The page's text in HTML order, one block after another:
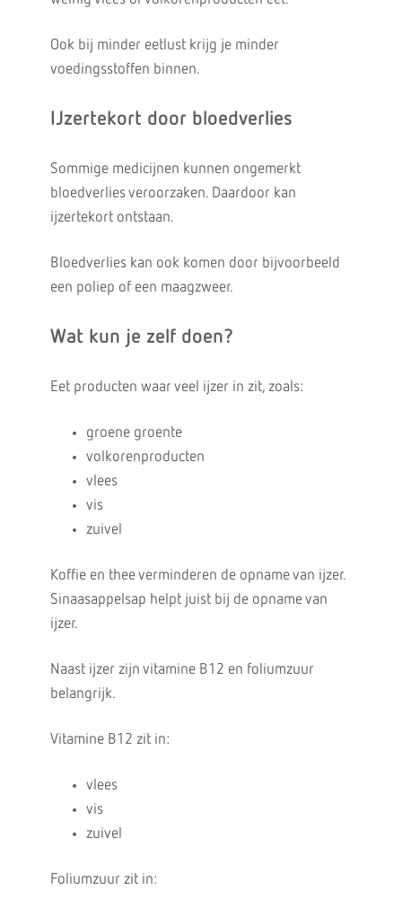
Ook bij minder eetlust krijg je minder
voedingsstoffen binnen.
IJzertekort door bloedverlies
Sommige medicijnen kunnen ongemerkt
bloedverlies veroorzaken. Daardoor kan
ijzertekort ontstaan.
Bloedverlies kan ook komen door bijvoorbeeld
een poliep of een maagzweer.
Wat kun je zelf doen?
Eet producten waar veel ijzer in zit, zoals:
groene groente
volkorenproducten
vlees
vis
zuivel
Koffie en thee verminderen de opname van ijzer.
Sinaasappelsap helpt juist bij de opname van
ijzer.
Naast ijzer zijn vitamine B12 en foliumzuur
belangrijk.
Vitamine B12 zit in:
vlees
vis
zuivel
Foliumzuur zit in: